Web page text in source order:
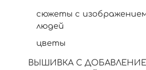
сюжеты с
людей
цветы
ВЫШИВКА С